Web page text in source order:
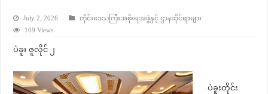
July 2, 2026
တိုင်းဒေသကြီးအစိုးရအဖွဲ့နှင့် ဌာနဆိုင်ရာများ
109 Views
ပဲခူး ဇူလိုင် ၂
ပဲခူးတိုင်း